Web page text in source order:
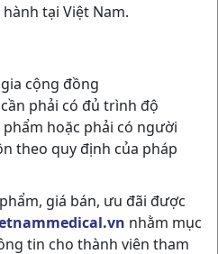
tại Việt Nam.
cộng đồng
cần phải có đủ trình độ
hoặc phải có người
theo quy định của pháp
giá bán, ưu đãi được
nhằm mục
tin cho thành viên tham